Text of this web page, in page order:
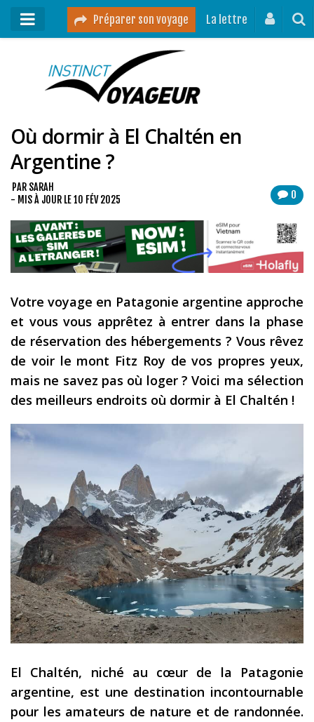
Préparer son voyage La lettre
Mon podcast
Destinations
Mes ressources pour voyager
Guides voyages
Contact
Mon journal de bord sur Instagram
Blog voyage
Les derniers articles
Podcast
Préparer son voyage
Outils pour voyageur
Sites utiles
Réserver un vol !
Le logement en voyage
Assurance voyage !
LA carte bancaire
voyage !
Louer une voiture !
Mes guides voyage
L’auteur
Où dormir à El Chaltén en
Argentine ?
0
PAR SARAH
- MIS À JOUR LE10 FÉV 2025
Votre voyage en Patagonie argentine approche
et vous vous apprêtez à entrer dans la phase
de réservation des hébergements ? Vous rêvez
de voir le mont Fitz Roy de vos propres yeux,
mais ne savez pas où loger ? Voici ma sélection
des meilleurs endroits où dormir à El Chaltén !
El Chaltén, niché au cœur de la Patagonie
argentine, est une destination incontournable
pour les amateurs de nature et de randonnée.